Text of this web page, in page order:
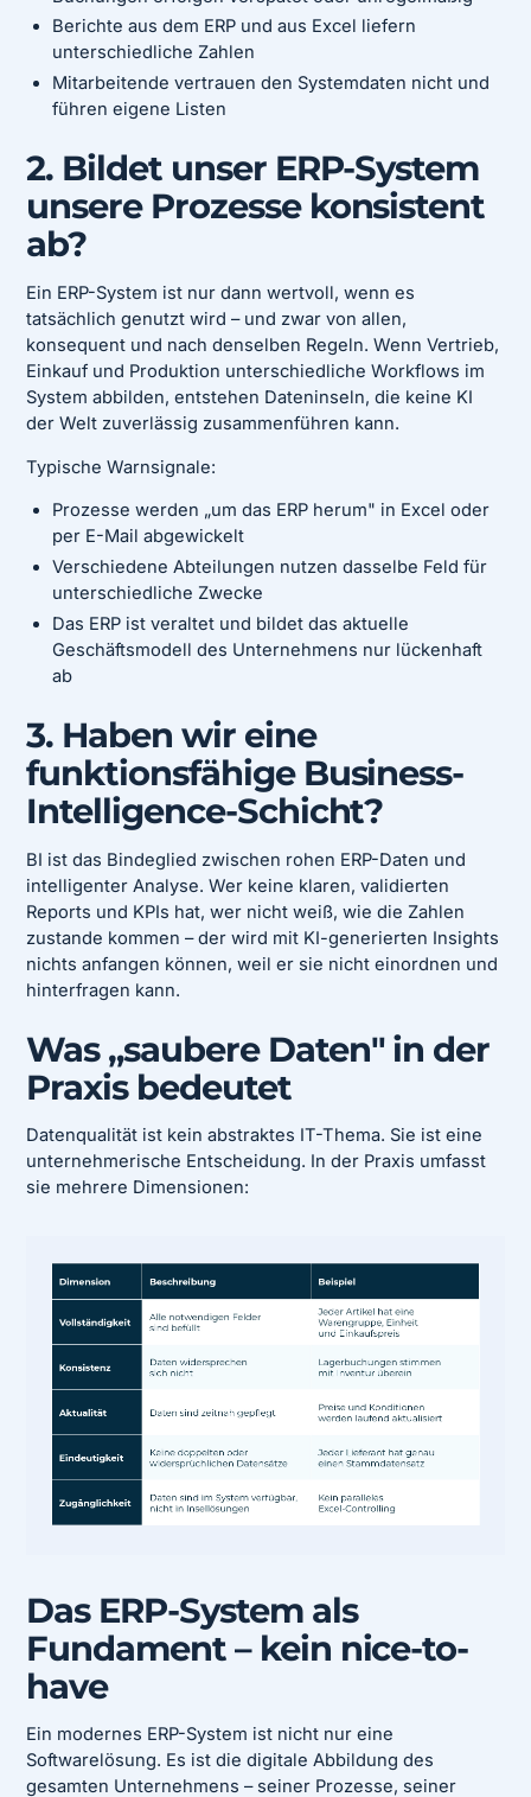
Berichte aus dem ERP und aus Excel liefern
unterschiedliche Zahlen
Mitarbeitende vertrauen den Systemdaten nicht und
führen eigene Listen
2. Bildet unser ERP-System
unsere Prozesse konsistent
ab?
Ein ERP-System ist nur dann wertvoll, wenn es
tatsächlich genutzt wird – und zwar von allen,
konsequent und nach denselben Regeln. Wenn Vertrieb,
Einkauf und Produktion unterschiedliche Workflows im
System abbilden, entstehen Dateninseln, die keine KI
der Welt zuverlässig zusammenführen kann.
Typische Warnsignale:
Prozesse werden „um das ERP herum" in Excel oder
per E-Mail abgewickelt
Verschiedene Abteilungen nutzen dasselbe Feld für
unterschiedliche Zwecke
Das ERP ist veraltet und bildet das aktuelle
Geschäftsmodell des Unternehmens nur lückenhaft
ab
3. Haben wir eine
funktionsfähige Business-
Intelligence-Schicht?
BI ist das Bindeglied zwischen rohen ERP-Daten und
intelligenter Analyse. Wer keine klaren, validierten
Reports und KPIs hat, wer nicht weiß, wie die Zahlen
zustande kommen – der wird mit KI-generierten Insights
nichts anfangen können, weil er sie nicht einordnen und
hinterfragen kann.
Was „saubere Daten" in der
Praxis bedeutet
Datenqualität ist kein abstraktes IT-Thema. Sie ist eine
unternehmerische Entscheidung. In der Praxis umfasst
sie mehrere Dimensionen:
Das ERP-System als
Fundament – kein nice-to-
have
Ein modernes ERP-System ist nicht nur eine
Softwarelösung. Es ist die digitale Abbildung des
gesamten Unternehmens – seiner Prozesse, seiner